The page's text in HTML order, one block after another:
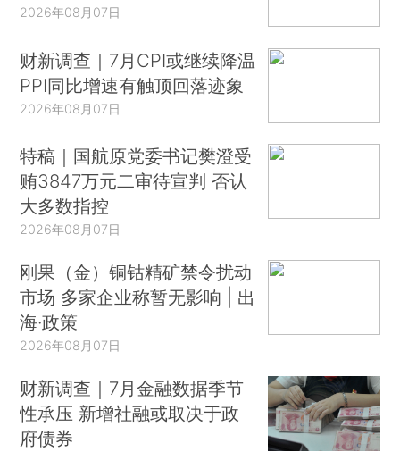
2026年08月07日
财新调查｜7月CPI或继续降温
PPI同比增速有触顶回落迹象
2026年08月07日
特稿｜国航原党委书记樊澄受
贿3847万元二审待宣判 否认
大多数指控
2026年08月07日
刚果（金）铜钴精矿禁令扰动
市场 多家企业称暂无影响 | 出
海·政策
2026年08月07日
财新调查｜7月金融数据季节
性承压 新增社融或取决于政
府债券